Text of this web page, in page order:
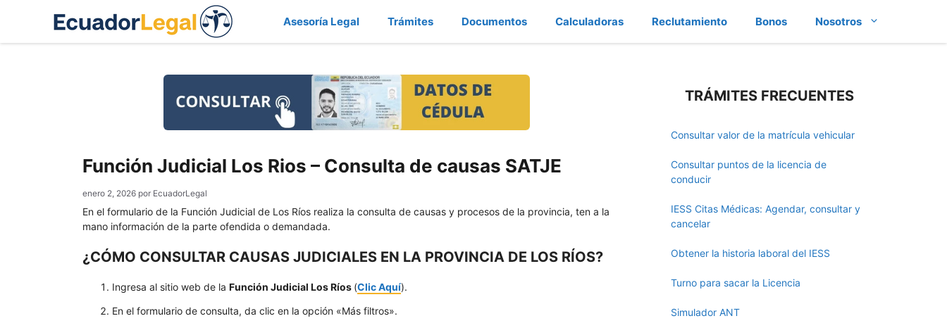
Asesoría Legal Trámites Documentos Calculadoras Reclutamiento Bonos Nosotros
Función Judicial Los Rios – Consulta de causas SATJE
enero 2, 2026 por EcuadorLegal
En el formulario de la Función Judicial de Los Ríos realiza la consulta de causas y procesos de la provincia, ten a la
mano información de la parte ofendida o demandada.
¿CÓMO CONSULTAR CAUSAS JUDICIALES EN LA PROVINCIA DE LOS RÍOS?
Ingresa al sitio web de la Función Judicial Los Ríos (Clic Aquí).
En el formulario de consulta, da clic en la opción «Más filtros».
TRÁMITES FRECUENTES
Consultar valor de la matrícula vehicular
Consultar puntos de la licencia de
conducir
IESS Citas Médicas: Agendar, consultar y
cancelar
Obtener la historia laboral del IESS
Turno para sacar la Licencia
Simulador ANT